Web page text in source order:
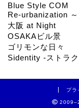
Blue Style COM
Re-urbanization ～
大阪 at Night
OSAKAビル景
ゴリモンな日々
Sidentity -ストラ
プラ